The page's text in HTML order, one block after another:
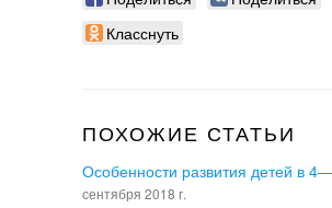
Класснуть
ПОХОЖИЕ СТАТЬИ
Особенности развития детей в
сентября 2018 г.